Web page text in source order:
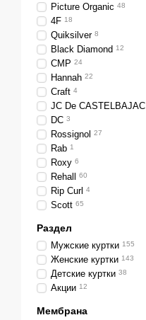
Picture Organic 48
4F 18
Quiksilver 8
Black Diamond 12
CMP 24
Hannah 22
Craft 4
JC De CASTELBAJAC
DC 3
Rossignol 27
Rab 1
Roxy 6
Rehall 60
Rip Curl 4
Scott 65
Раздел
Мужские куртки 155
Женские куртки 143
Детские куртки 38
Акции 12
Мембрана